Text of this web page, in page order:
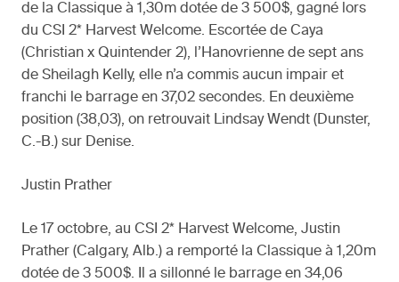
de la Classique à 1,30m dotée de 3 500$, gagné lors
du CSI 2* Harvest Welcome. Escortée de Caya
(Christian x Quintender 2), l’Hanovrienne de sept ans
de Sheilagh Kelly, elle n’a commis aucun impair et
franchi le barrage en 37,02 secondes. En deuxième
position (38,03), on retrouvait Lindsay Wendt (Dunster,
C.-B.) sur Denise.
Justin Prather
Le 17 octobre, au CSI 2* Harvest Welcome, Justin
Prather (Calgary, Alb.) a remporté la Classique à 1,20m
dotée de 3 500$. Il a sillonné le barrage en 34,06